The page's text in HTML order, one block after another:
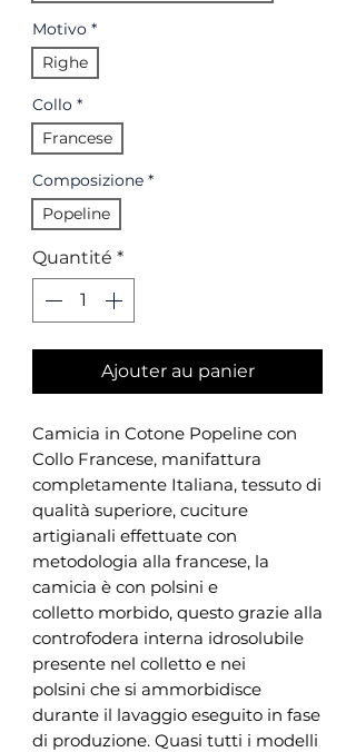
Motivo *
Righe
Collo *
Francese
Composizione *
Popeline
Quantité *
Ajouter au panier
Camicia in Cotone Popeline con
Collo Francese, manifattura
completamente Italiana, tessuto di
qualità superiore, cuciture
artigianali effettuate con
metodologia alla francese, la
camicia è con polsini e
colletto morbido, questo grazie alla
controfodera interna idrosolubile
presente nel colletto e nei
polsini che si ammorbidisce
durante il lavaggio eseguito in fase
di produzione. Quasi tutti i modelli